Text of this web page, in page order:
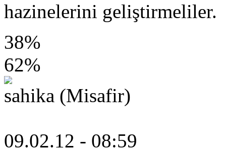
hazinelerini geliştirmeliler.
38%
62%
sahika (Misafir)
09.02.12 - 08:59